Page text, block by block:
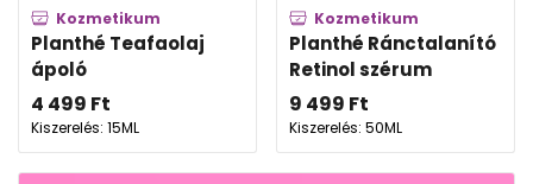
Kozmetikum
Planthé Teafaolaj
ápoló
4 499 Ft
Kiszerelés: 15ML
Kozmetikum
Planthé Ránctalanító
Retinol szérum
9 499 Ft
Kiszerelés: 50ML